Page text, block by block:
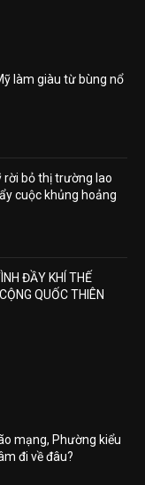
làm giàu từ bùng nổ
rời bỏ thị trường lao
cuộc khủng hoảng
ĐẦY KHÍ THẾ
QUỐC THIÊN
mạng, Phường kiểu
đi về đâu?